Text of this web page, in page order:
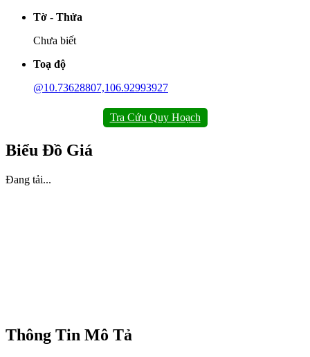
Tờ - Thửa
Chưa biết
Toạ độ
@10.73628807,106.92993927
Tra Cứu Quy Hoạch
Biểu Đồ Giá
Đang tải...
Thông Tin Mô Tả